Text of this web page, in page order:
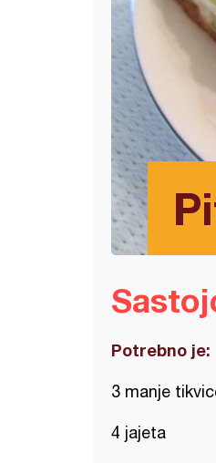
Potrebno je:
3 manje
4 jajeta